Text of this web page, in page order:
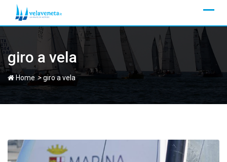
giro a vela
Home >giro a vela